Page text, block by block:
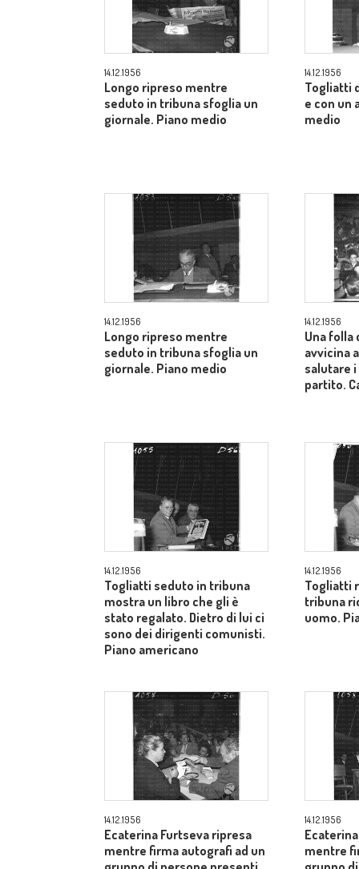
14.12.1956
Longo ripreso mentre
seduto in tribuna sfoglia un
giornale. Piano medio
14.12.1956
Togliatti
e con un
medio
14.12.1956
Longo ripreso mentre
seduto in tribuna sfoglia un
giornale. Piano medio
14.12.1956
Una folla
avvicina
salutare
partito.
14.12.1956
Togliatti seduto in tribuna
mostra un libro che gli è
stato regalato. Dietro di lui ci
sono dei dirigenti comunisti.
Piano americano
14.12.1956
Togliatti
tribuna
uomo.
14.12.1956
Ecaterina Furtseva ripresa
mentre firma autografi ad un
14.12.1956
mentre